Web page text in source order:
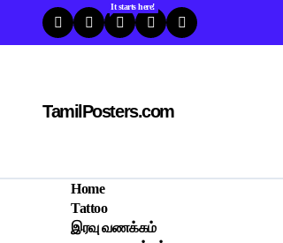
content
TamilPosters.com
Home
It starts here!
Tattoo
இரவு வணக்கம்